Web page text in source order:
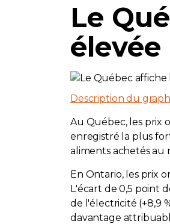
Le
élevée
Description du
Au Québec, les prix
enregistré la plus
aliments achetés au
En Ontario, les prix
L'écart de 0,5 point
de l'électricité (+8,9
davantage